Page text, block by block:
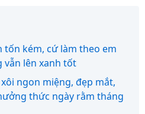
tốn kém, cứ làm theo em
vẫn lên xanh tốt
ngon miệng, đẹp mắt,
thức ngày rằm tháng